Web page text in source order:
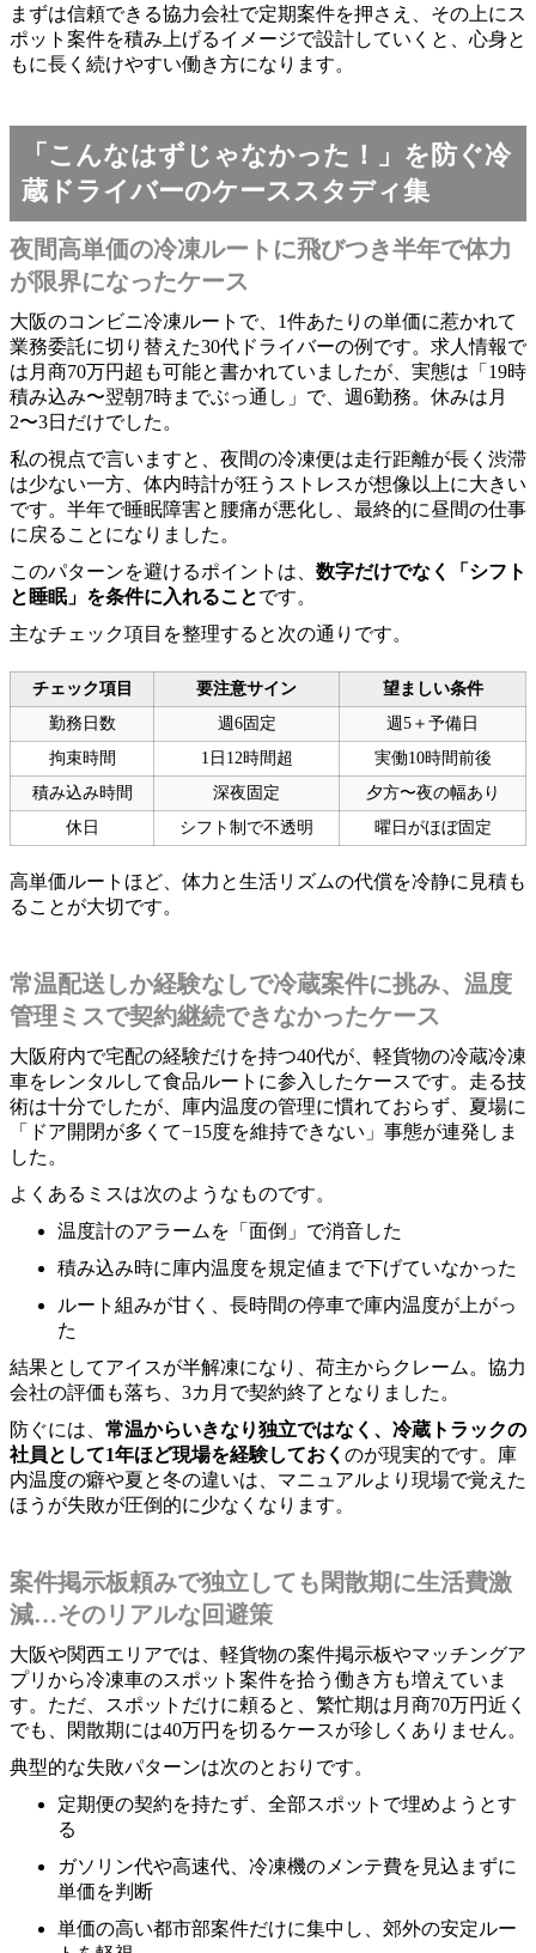
まずは信頼できる協力会社で定期案件を押さえ、その上にス
ポット案件を積み上げるイメージで設計していくと、心身と
もに長く続けやすい働き方になります。
「こんなはずじゃなかった！」を防ぐ冷
蔵ドライバーのケーススタディ集
夜間高単価の冷凍ルートに飛びつき半年で体力
が限界になったケース
大阪のコンビニ冷凍ルートで、1件あたりの単価に惹かれて
業務委託に切り替えた30代ドライバーの例です。求人情報で
は月商70万円超も可能と書かれていましたが、実態は「19時
積み込み〜翌朝7時までぶっ通し」で、週6勤務。休みは月
2〜3日だけでした。
私の視点で言いますと、夜間の冷凍便は走行距離が長く渋滞
は少ない一方、体内時計が狂うストレスが想像以上に大きい
です。半年で睡眠障害と腰痛が悪化し、最終的に昼間の仕事
に戻ることになりました。
このパターンを避けるポイントは、 数字だけでなく「シフト
と睡眠」を条件に入れることです。
主なチェック項目を整理すると次の通りです。
チェック項目 要注意サイン
望ましい条件
勤務日数
週6固定
週5＋予備日
拘束時間
1日12時間超
実働10時間前後
積み込み時間
深夜固定
夕方〜夜の幅あり
休日
シフト制で不透明 曜日がほぼ固定
高単価ルートほど、体力と生活リズムの代償を冷静に見積も
ることが大切です。
常温配送しか経験なしで冷蔵案件に挑み、温度
管理ミスで契約継続できなかったケース
大阪府内で宅配の経験だけを持つ40代が、軽貨物の冷蔵冷凍
車をレンタルして食品ルートに参入したケースです。走る技
術は十分でしたが、庫内温度の管理に慣れておらず、夏場に
「ドア開閉が多くて−15度を維持できない」事態が連発しま
した。
よくあるミスは次のようなものです。
温度計のアラームを「面倒」で消音した
積み込み時に庫内温度を規定値まで下げていなかった
ルート組みが甘く、長時間の停車で庫内温度が上がっ
た
結果としてアイスが半解凍になり、荷主からクレーム。協力
会社の評価も落ち、3カ月で契約終了となりました。
防ぐには、 常温からいきなり独立ではなく、冷蔵トラックの
社員として1年ほど現場を経験しておく のが現実的です。庫
内温度の癖や夏と冬の違いは、マニュアルより現場で覚えた
ほうが失敗が圧倒的に少なくなります。
案件掲示板頼みで独立しても閑散期に生活費激
減…そのリアルな回避策
大阪や関西エリアでは、軽貨物の案件掲示板やマッチングア
プリから冷凍車のスポット案件を拾う働き方も増えていま
す。ただ、スポットだけに頼ると、繁忙期は月商70万円近く
でも、閑散期には40万円を切るケースが珍しくありません。
典型的な失敗パターンは次のとおりです。
定期便の契約を持たず、全部スポットで埋めようとす
る
ガソリン代や高速代、冷凍機のメンテ費を見込まずに
単価を判断
単価の高い都市部案件だけに集中し、郊外の安定ルー